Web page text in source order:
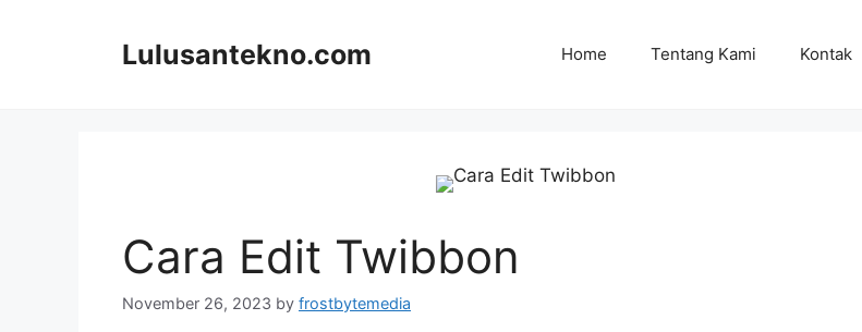
Lulusantekno.com Home Tentang Kami Kontak
Cara Edit Twibbon
November 26, 2023 by frostbytemedia